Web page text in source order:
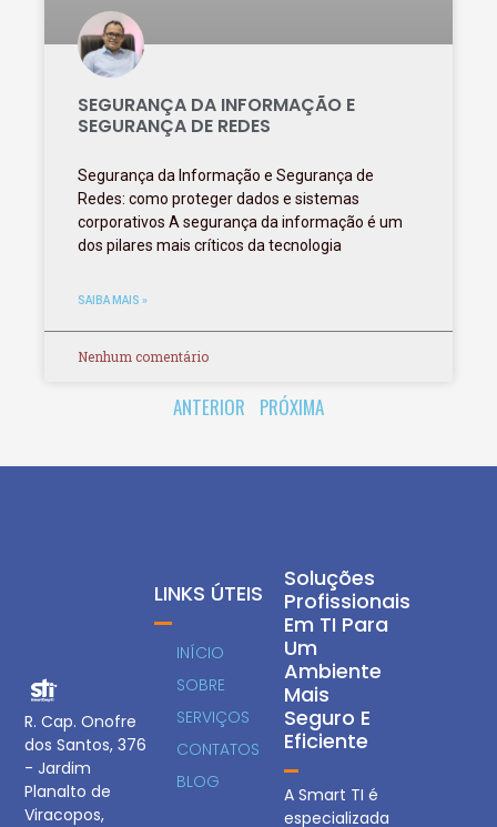
SEGURANÇA DA INFORMAÇÃO E
SEGURANÇA DE REDES
Segurança da Informação e Segurança de
Redes: como proteger dados e sistemas
corporativos A segurança da informação é um
dos pilares mais críticos da tecnologia
SAIBA MAIS »
Nenhum comentário
ANTERIOR PRÓXIMA
R. Cap. Onofre
dos Santos, 376
- Jardim
Planalto de
Viracopos,
Soluções
Profissionais
Em TI Para
Um
Ambiente
Mais
Seguro E
Eficiente
A Smart TI é
especializada
LINKS ÚTEIS
INÍCIO
SOBRE
SERVIÇOS
CONTATOS
BLOG